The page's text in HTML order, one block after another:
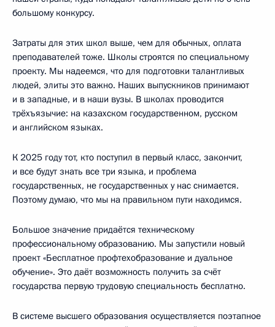
большому конкурсу.
Затраты для этих школ выше, чем для обычных, оплата
преподавателей тоже. Школы строятся по специальному
проекту. Мы надеемся, что для подготовки талантливых
людей, элиты это важно. Наших выпускников принимают
и в западные, и в наши вузы. В школах проводится
трёхъязычие: на казахском государственном, русском
и английском языках.
К 2025 году тот, кто поступил в первый класс, закончит,
и все будут знать все три языка, и проблема
государственных, не государственных у нас снимается.
Поэтому думаю, что мы на правильном пути находимся.
Большое значение придаётся техническому
профессиональному образованию. Мы запустили новый
проект «Бесплатное профтехобразование и дуальное
обучение». Это даёт возможность получить за счёт
государства первую трудовую специальность бесплатно.
В системе высшего образования осуществляется поэтапное